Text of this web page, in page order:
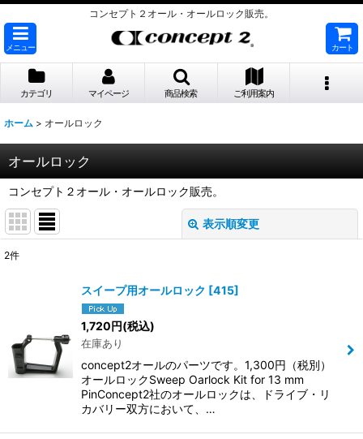
コンセプト２オール・オールロック販売。
メニュー カート
カテゴリ マイページ 商品検索 ご利用案内
ホーム > オールロック
オールロック
コンセプト２オール・オールロック販売。
表示順変更
絞り込む
2件
スイープ用オールロック [415]
1,720円(税込)
在庫あり
concept2オールのパーツです。1,300円（税別）
オールロックSweep Oarlock Kit for 13 mm
PinConcept2社のオールロックは、ドライブ・リ
カバリー双方において、…